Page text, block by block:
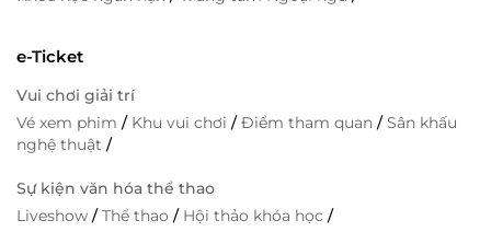
e-Ticket
Vui chơi giải trí
Vé xem phim / Khu vui chơi /Điểm tham quan /Sân khấu
nghệ thuật /
Sự kiện văn hóa thể thao
Liveshow /Thể thao / Hội thảo khóa học /